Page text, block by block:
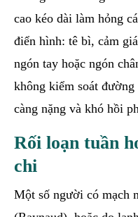
cao kéo dài làm hỏng
điển hình: tê bì, cảm
ngón tay hoặc ngón
không kiểm soát
càng nặng và khó hồi
Rối loạn tuần
chi
Một số người có mạch